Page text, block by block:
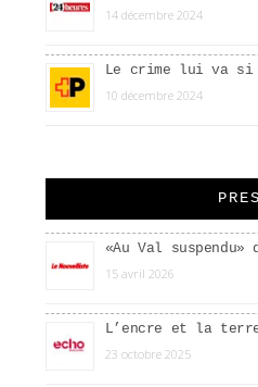
14 décembre 2024
Le crime lui va si
10 décembre 2024
«Au Val suspendu»
15 avril 2026
L’encre et la
23 octobre 2025